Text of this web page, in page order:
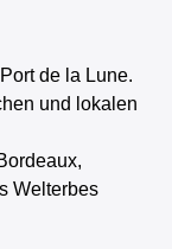
de la Lune.
Welterbes